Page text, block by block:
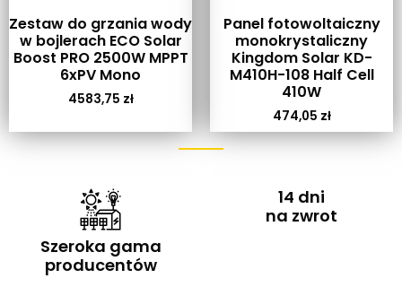
Zestaw do grzania wody
w bojlerach ECO Solar
Boost PRO 2500W MPPT
6xPV Mono
4583,75 zł
Panel fotowoltaiczny
monokrystaliczny
Kingdom Solar KD-
M410H-108 Half Cell
410W
474,05 zł
Szeroka gama
producentów
14 dni
na zwrot